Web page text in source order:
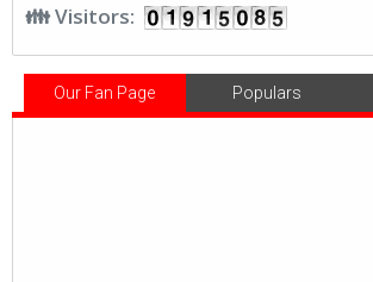
👪 Visitors:
Our Fan Page Populars